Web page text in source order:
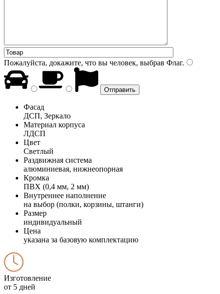
Пожалуйста, докажите, что вы человек, выбрав Флаг.
Фасад
ДСП, Зеркало
Материал корпуса
ЛДСП
Цвет
Светлый
Раздвижная система
алюминиевая, нижнеопорная
Кромка
ПВХ (0,4 мм, 2 мм)
Внутреннее наполнение
на выбор (полки, корзины, штанги)
Размер
индивидуальный
Цена
указана за базовую комплектацию
Изготовление
от 5 дней